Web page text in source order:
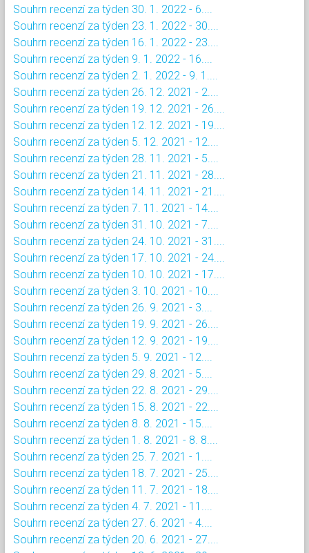
Souhrn recenzí za týden 30. 1. 2022 - 6....
Souhrn recenzí za týden 23. 1. 2022 - 30....
Souhrn recenzí za týden 16. 1. 2022 - 23....
Souhrn recenzí za týden 9. 1. 2022 - 16....
Souhrn recenzí za týden 2. 1. 2022 - 9. 1....
Souhrn recenzí za týden 26. 12. 2021 - 2....
Souhrn recenzí za týden 19. 12. 2021 - 26....
Souhrn recenzí za týden 12. 12. 2021 - 19....
Souhrn recenzí za týden 5. 12. 2021 - 12....
Souhrn recenzí za týden 28. 11. 2021 - 5....
Souhrn recenzí za týden 21. 11. 2021 - 28....
Souhrn recenzí za týden 14. 11. 2021 - 21....
Souhrn recenzí za týden 7. 11. 2021 - 14....
Souhrn recenzí za týden 31. 10. 2021 - 7....
Souhrn recenzí za týden 24. 10. 2021 - 31....
Souhrn recenzí za týden 17. 10. 2021 - 24....
Souhrn recenzí za týden 10. 10. 2021 - 17....
Souhrn recenzí za týden 3. 10. 2021 - 10....
Souhrn recenzí za týden 26. 9. 2021 - 3....
Souhrn recenzí za týden 19. 9. 2021 - 26....
Souhrn recenzí za týden 12. 9. 2021 - 19....
Souhrn recenzí za týden 5. 9. 2021 - 12....
Souhrn recenzí za týden 29. 8. 2021 - 5....
Souhrn recenzí za týden 22. 8. 2021 - 29....
Souhrn recenzí za týden 15. 8. 2021 - 22....
Souhrn recenzí za týden 8. 8. 2021 - 15....
Souhrn recenzí za týden 1. 8. 2021 - 8. 8....
Souhrn recenzí za týden 25. 7. 2021 - 1....
Souhrn recenzí za týden 18. 7. 2021 - 25....
Souhrn recenzí za týden 11. 7. 2021 - 18....
Souhrn recenzí za týden 4. 7. 2021 - 11....
Souhrn recenzí za týden 27. 6. 2021 - 4....
Souhrn recenzí za týden 20. 6. 2021 - 27....